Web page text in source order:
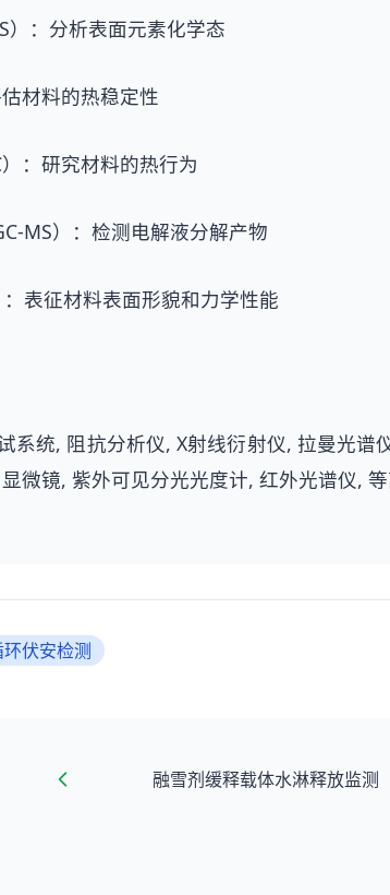
）：分析表面元素化学态
材料的热稳定性
：研究材料的热行为
MS）：检测电解液分解产物
表征材料表面形貌和力学性能
系统, 阻抗分析仪, X射线衍射仪, 拉曼光
微镜, 紫外可见分光光度计, 红外光谱仪,
伏安检测
融雪剂缓释载体水淋释放监测